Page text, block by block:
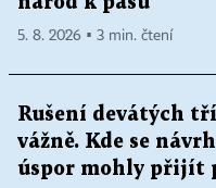
5. 8. 2026 ▪ 3 min. čtení
Rušení devátých
vážně. Kde se
úspor mohly přijít